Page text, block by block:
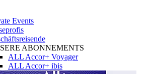
Events
ABONNEMENTS
ALL Accor+ Voyager
ALL Accor+ ibis